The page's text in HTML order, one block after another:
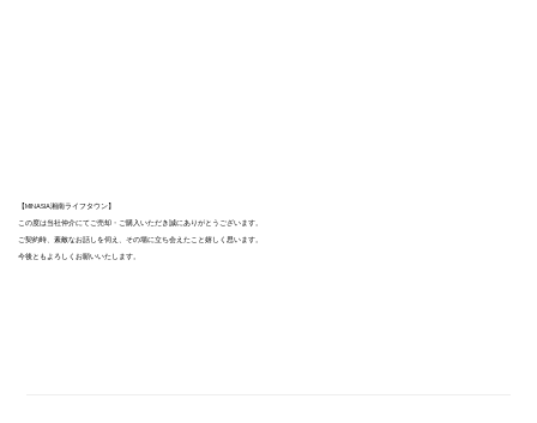
【MINASIA湘南ライフタウン】
この度は当社仲介にてご売却・ご購入いただき誠にありがとうございます。
ご契約時、素敵なお話しを伺え、その場に立ち会えたこと嬉しく思います。
今後ともよろしくお願いいたします。